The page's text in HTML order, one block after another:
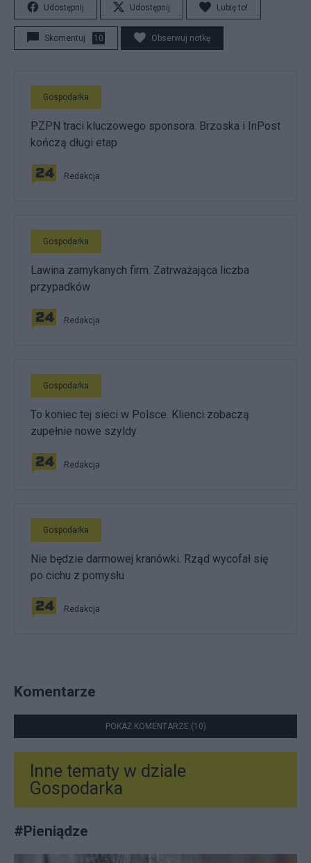
Udostępnij Udostępnij Lubię to!
Skomentuj 10 Obserwuj notkę
Gospodarka
PZPN traci kluczowego sponsora. Brzoska i InPost
kończą długi etap
Redakcja
Gospodarka
Lawina zamykanych firm. Zatrważająca liczba
przypadków
Redakcja
Gospodarka
To koniec tej sieci w Polsce. Klienci zobaczą
zupełnie nowe szyldy
Redakcja
Gospodarka
Nie będzie darmowej kranówki. Rząd wycofał się
po cichu z pomysłu
Redakcja
Komentarze
POKAŻ KOMENTARZE (10)
Inne tematy w dziale
Gospodarka
#Pieniądze